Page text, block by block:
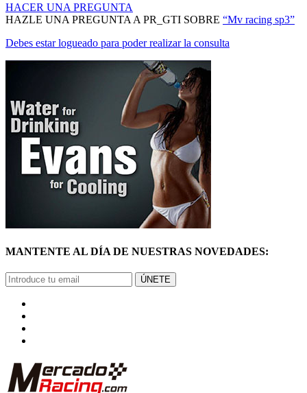
HACER UNA PREGUNTA
HAZLE UNA PREGUNTA A PR_GTI SOBRE “Mv racing sp3”
Debes estar logueado para poder realizar la consulta
MANTENTE AL DÍA DE NUESTRAS NOVEDADES:
ÚNETE